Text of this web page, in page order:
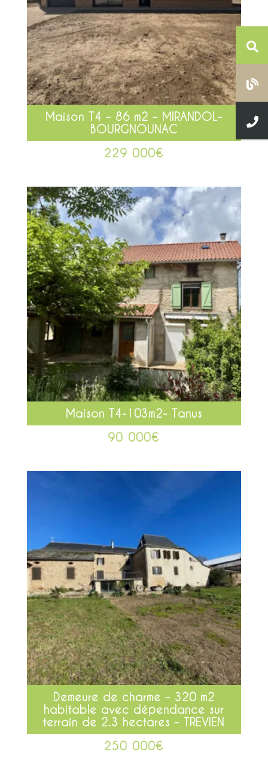
Maison T4 – 86 m2 – MIRANDOL-
BOURGNOUNAC
229 000€
Maison T4-103m2- Tanus
90 000€
Demeure de charme – 320 m2
habitable avec dépendance sur
terrain de 2.3 hectares – TREVIEN
250 000€